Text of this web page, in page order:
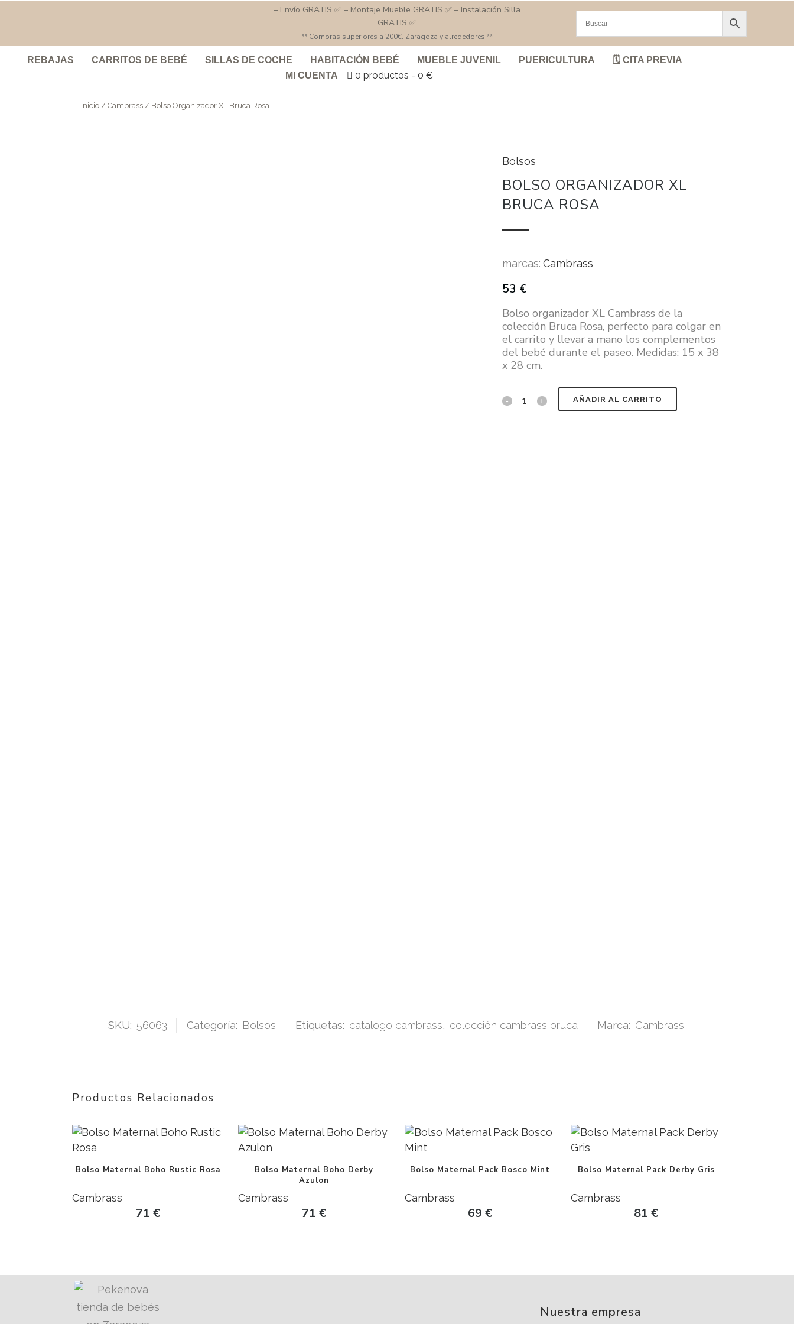
– Envío GRATIS ✅ – Montaje Mueble GRATIS ✅ – Instalación Silla
GRATIS ✅
** Compras superiores a 200€. Zaragoza y alrededores **
REBAJAS CARRITOS DE BEBÉ SILLAS DE COCHE HABITACIÓN BEBÉ MUEBLE JUVENIL PUERICULTURA
🗓️ CITA PREVIA
MI CUENTA
0 productos 0 €
Inicio / Cambrass / Bolso Organizador XL Bruca Rosa
Bolsos
BOLSO ORGANIZADOR XL
BRUCA ROSA
marcas: Cambrass
53 €
Bolso organizador XL Cambrass de la
colección Bruca Rosa, perfecto para colgar en
el carrito y llevar a mano los complementos
del bebé durante el paseo. Medidas: 15 x 38
x 28 cm.
AÑADIR AL CARRITO
SKU: 56063 Categoría: Bolsos Etiquetas: catalogo cambrass, colección cambrass bruca Marca: Cambrass
Productos Relacionados
Bolso Maternal Boho Rustic Rosa
Cambrass
71 €
Bolso Maternal Boho Derby
Azulon
Cambrass
71 €
Bolso Maternal Pack Bosco Mint
Cambrass
69€
Bolso Maternal Pack Derby Gris
Cambrass
81€
Nuestra empresa